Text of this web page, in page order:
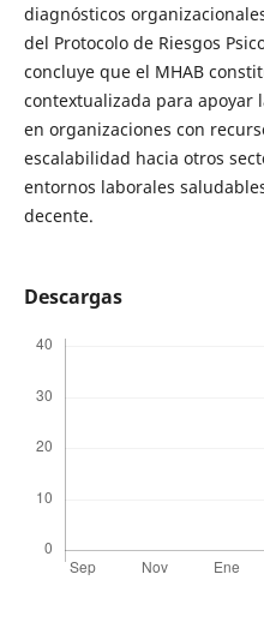
diagnósticos
del Protocolo de Riesgos
concluye que el MHAB
contextualizada para apoyar
en organizaciones con
escalabilidad hacia otros
entornos laborales
decente.
Descargas